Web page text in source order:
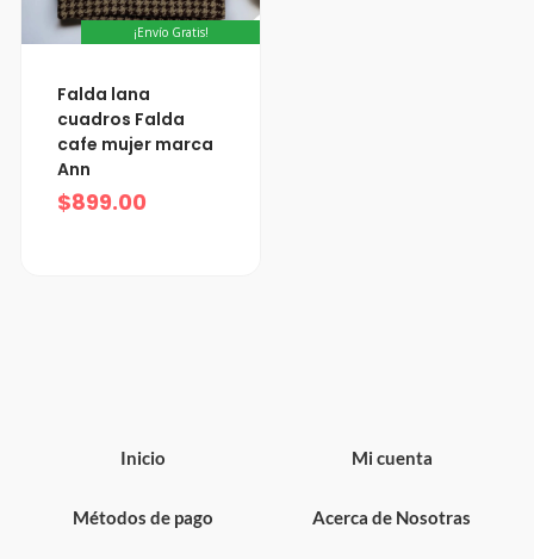
¡Envío Gratis!
Falda lana
cuadros Falda
cafe mujer marca
Ann
$899.00
Inicio
Métodos de pago
Mi cuenta
Acerca de Nosotras